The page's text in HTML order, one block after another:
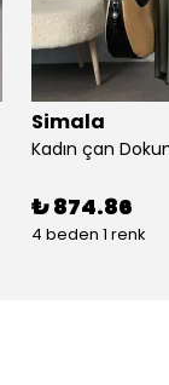
Simala
₺ 874.86
4 beden 1 renk